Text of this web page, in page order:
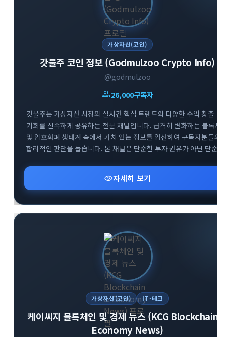
가상자산(코인)
갓물주 코인 정보 (Godmulzoo Crypto Info)
@godmulzoo
group26,000구독자
갓물주는 가상자산 시장의 실시간 핵심 트렌드와 다양한 수익 창출
기회를 신속하게 공유하는 전문 채널입니다. 급격히 변화하는 블록체
및 암호화폐 생태계 속에서 가치 있는 정보를 엄선하여 구독자분들의
합리적인 판단을 돕습니다. 본 채널은 단순한 투자 권유가 아닌 단순
투자 문화를 지향합니다. 시장의 흐름을 빠르게 파악하고 성공적인
투자 인사이트를 넓혀보세요.visibility자세히 보기
가상자산(코인) IT·테크
케이씨지 블록체인 및 경제 뉴스 (KCG Blockchain
Economy News)